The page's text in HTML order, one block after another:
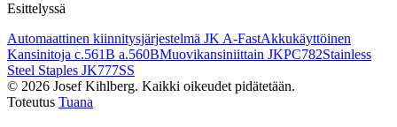
Esittelyssä
Automaattinen kiinnitysjärjestelmä JK A-FastAkkukäyttöinen
Kansinitoja c.561B a.560BMuovikansiniittain JKPC782Stainless
Steel Staples JK777SS
© 2026 Josef Kihlberg. Kaikki oikeudet pidätetään.
Toteutus Tuana